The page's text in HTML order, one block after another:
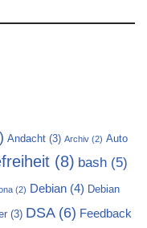
Andacht (3) Archiv (2) Auto
(8) bash (5)
(2) Debian (4) Debian
(3) DSA(6) Feedback